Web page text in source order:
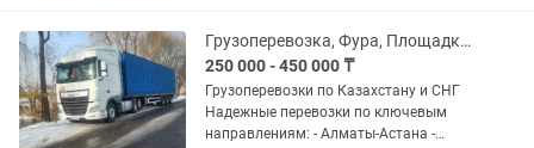
Грузоперевозка, Фура, Площадка, Трал, Рефрижератор Камаз
250 000 - 450 000 ₸
Грузоперевозки по Казахстану и СНГ
Надежные перевозки по ключевым
направлениям: - Алматы-Астана -